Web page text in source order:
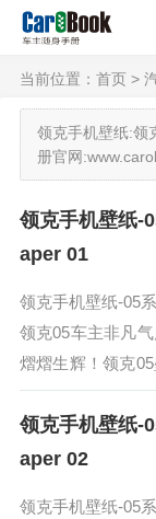
当前位置： 首页 >
领克手机壁纸:领
册官网
领克手机壁纸-
aper 01
领克手机壁纸-05
领克05车主非凡
熠熠生辉！领克
清原图在手机相
凑型SUV。领...
领克手机壁纸-
aper 02
领克手机壁纸-05